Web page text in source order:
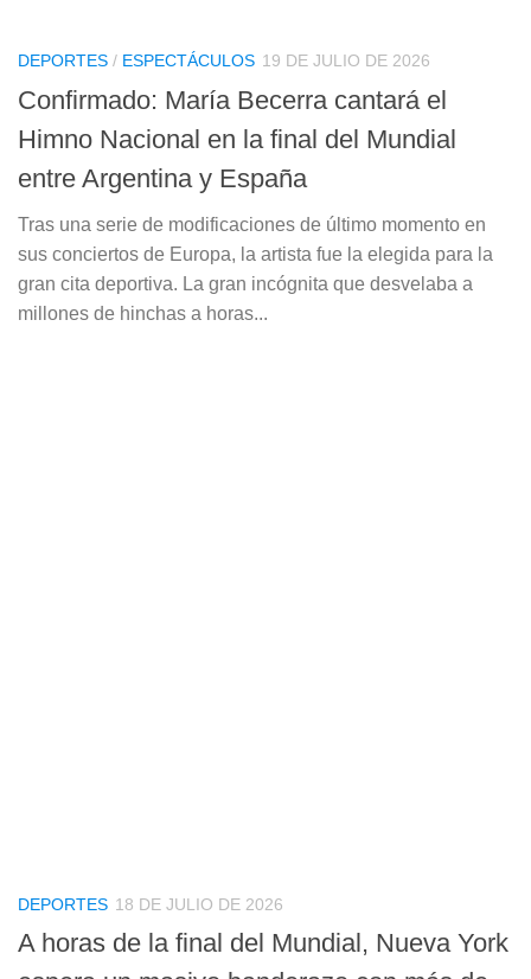
DEPORTES / ESPECTÁCULOS 19 DE JULIO DE 2026
Confirmado: María Becerra cantará el
Himno Nacional en la final del Mundial
entre Argentina y España
Tras una serie de modificaciones de último momento en
sus conciertos de Europa, la artista fue la elegida para la
gran cita deportiva. La gran incógnita que desvelaba a
millones de hinchas a horas...
DEPORTES 18 DE JULIO DE 2026
A horas de la final del Mundial, Nueva York